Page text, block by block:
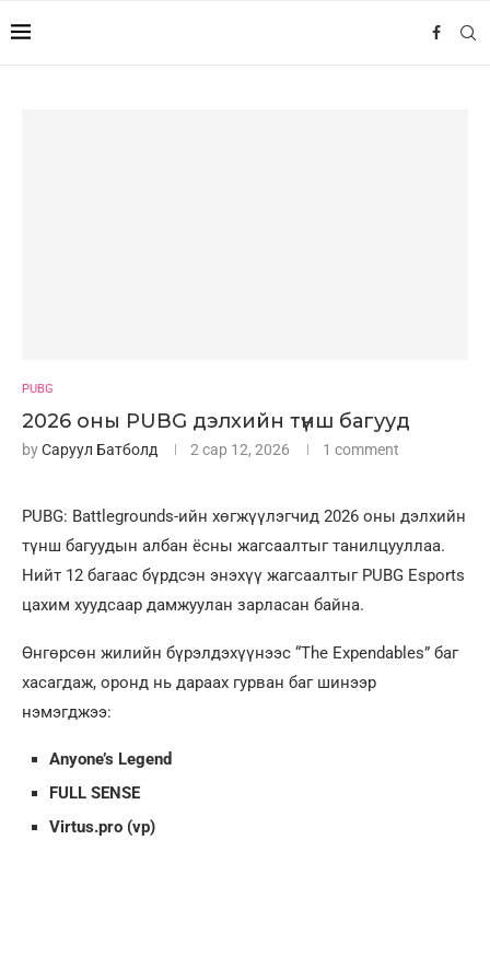
PUBG
2026 оны PUBG дэлхийн түнш багууд
byСаруул Батболд 2 сар 12, 2026 1 comment
PUBG: Battlegrounds-ийн хөгжүүлэгчид 2026 оны дэлхийн
түнш багуудын албан ёсны жагсаалтыг танилцууллаа.
Нийт 12 багаас бүрдсэн энэхүү жагсаалтыг PUBG Esports
цахим хуудсаар дамжуулан зарласан байна.
Өнгөрсөн жилийн бүрэлдэхүүнээс “The Expendables” баг
хасагдаж, оронд нь дараах гурван баг шинээр
нэмэгджээ:
Anyone’s Legend
FULL SENSE
Virtus.pro (vp)